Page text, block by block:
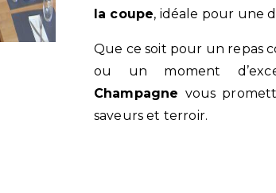
la coupe, idéale pour une
Que ce soit pour un repas convivial, une découverte œnologique
ou un moment
Champagne vous
saveurs et terroir.